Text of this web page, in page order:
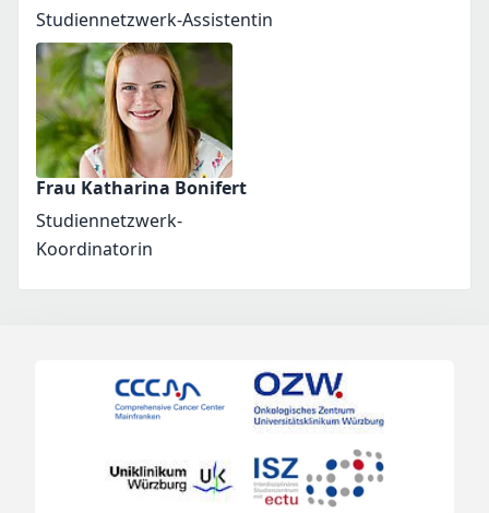
Studiennetzwerk-Assistentin
Frau Katharina Bonifert
Studiennetzwerk-
Koordinatorin